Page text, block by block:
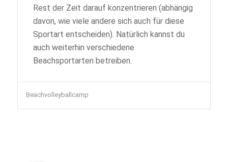
Rest der Zeit darauf konzentrieren (abhängig
davon, wie viele andere sich auch für diese
Sportart entscheiden). Natürlich kannst du
auch weiterhin verschiedene
Beachsportarten betreiben.
Beachvolleyballcamp